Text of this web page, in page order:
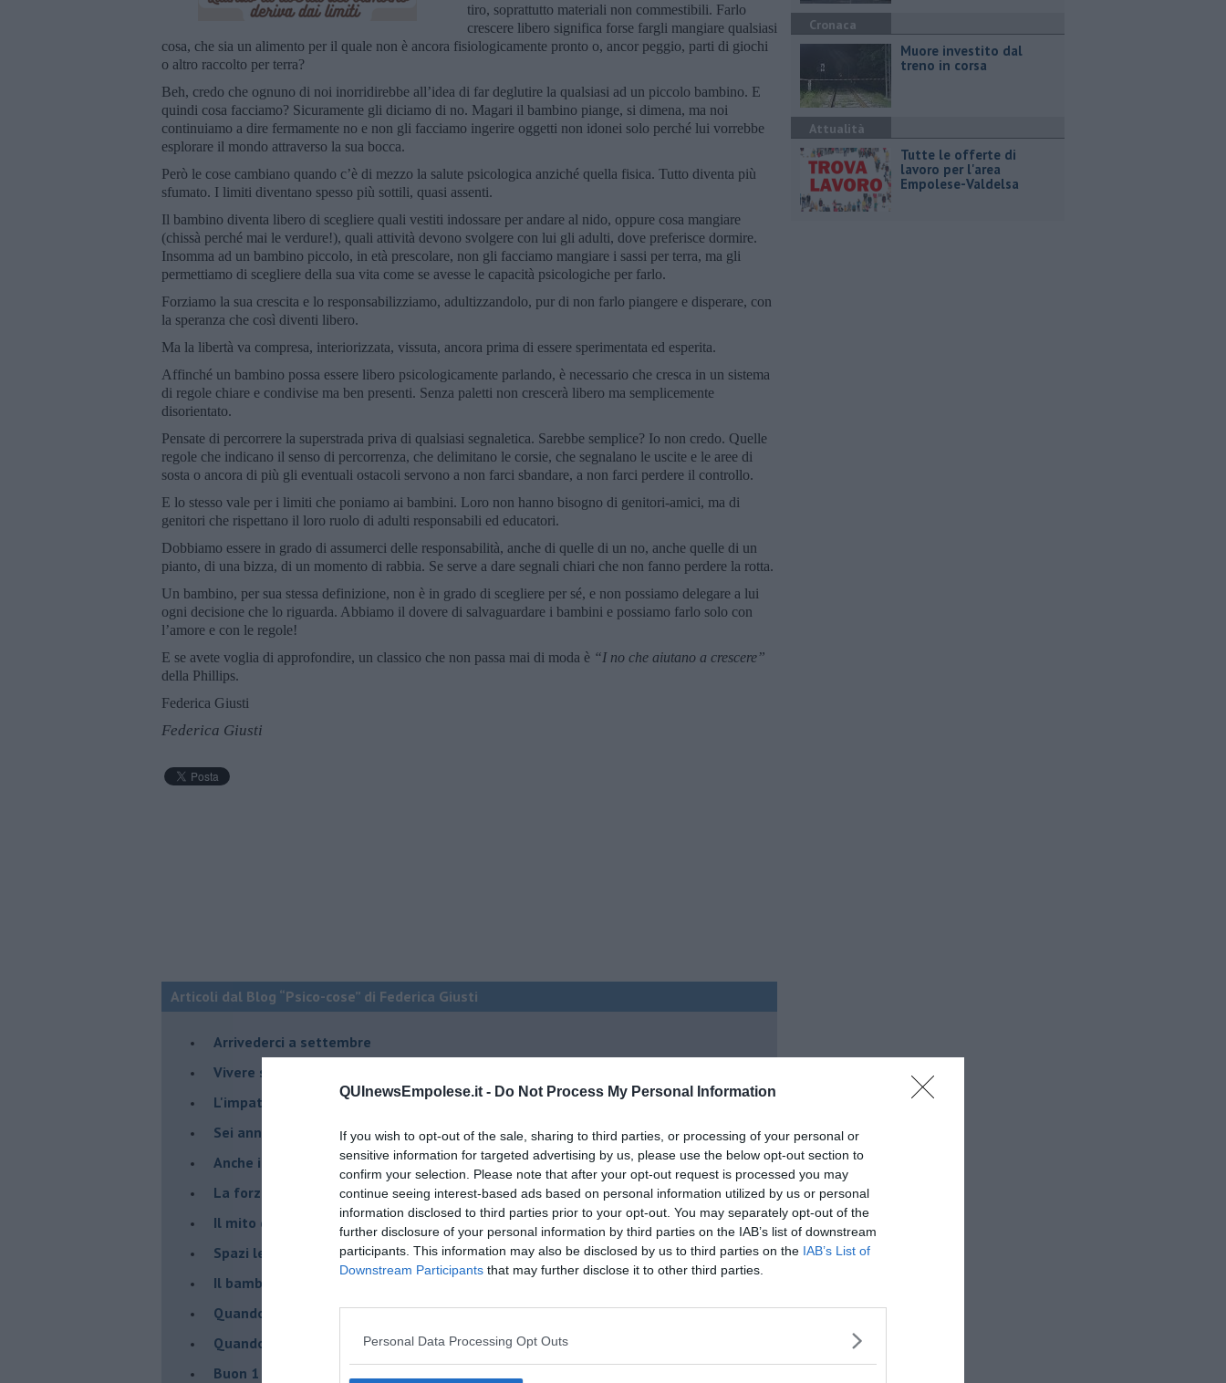
QUInewsEmpolese.it - Do Not Process My Personal Information
If you wish to opt-out of the sale, sharing to third parties, or processing of your personal or
sensitive information for targeted advertising by us, please use the below opt-out section to
confirm your selection. Please note that after your opt-out request is processed you may
continue seeing interest-based ads based on personal information utilized by us or personal
information disclosed to third parties prior to your opt-out. You may separately opt-out of the
further disclosure of your personal information by third parties on the IAB’s list of downstream
participants. This information may also be disclosed by us to third parties on the IAB’s List of
Downstream Participants that may further disclose it to other third parties.
Personal Data Processing Opt Outs
tiro, soprattutto materiali non commestibili. Farlo
crescere libero significa forse fargli mangiare qualsiasi
cosa, che sia un alimento per il quale non è ancora fisiologicamente pronto o, ancor peggio, parti di giochi
o altro raccolto per terra?
Beh, credo che ognuno di noi inorridirebbe all’idea di far deglutire la qualsiasi ad un piccolo bambino. E
quindi cosa facciamo? Sicuramente gli diciamo di no. Magari il bambino piange, si dimena, ma noi
continuiamo a dire fermamente no e non gli facciamo ingerire oggetti non idonei solo perché lui vorrebbe
esplorare il mondo attraverso la sua bocca.
Però le cose cambiano quando c’è di mezzo la salute psicologica anziché quella fisica. Tutto diventa più
sfumato. I limiti diventano spesso più sottili, quasi assenti.
Il bambino diventa libero di scegliere quali vestiti indossare per andare al nido, oppure cosa mangiare
(chissà perché mai le verdure!), quali attività devono svolgere con lui gli adulti, dove preferisce dormire.
Insomma ad un bambino piccolo, in età prescolare, non gli facciamo mangiare i sassi per terra, ma gli
permettiamo di scegliere della sua vita come se avesse le capacità psicologiche per farlo.
Forziamo la sua crescita e lo responsabilizziamo, adultizzandolo, pur di non farlo piangere e disperare, con
la speranza che così diventi libero.
Ma la libertà va compresa, interiorizzata, vissuta, ancora prima di essere sperimentata ed esperita.
Affinché un bambino possa essere libero psicologicamente parlando, è necessario che cresca in un sistema
di regole chiare e condivise ma ben presenti. Senza paletti non crescerà libero ma semplicemente
disorientato.
Pensate di percorrere la superstrada priva di qualsiasi segnaletica. Sarebbe semplice? Io non credo. Quelle
regole che indicano il senso di percorrenza, che delimitano le corsie, che segnalano le uscite e le aree di
sosta o ancora di più gli eventuali ostacoli servono a non farci sbandare, a non farci perdere il controllo.
E lo stesso vale per i limiti che poniamo ai bambini. Loro non hanno bisogno di genitori-amici, ma di
genitori che rispettano il loro ruolo di adulti responsabili ed educatori.
Dobbiamo essere in grado di assumerci delle responsabilità, anche di quelle di un no, anche quelle di un
pianto, di una bizza, di un momento di rabbia. Se serve a dare segnali chiari che non fanno perdere la rotta.
Un bambino, per sua stessa definizione, non è in grado di scegliere per sé, e non possiamo delegare a lui
ogni decisione che lo riguarda. Abbiamo il dovere di salvaguardare i bambini e possiamo farlo solo con
l’amore e con le regole!
E se avete voglia di approfondire, un classico che non passa mai di moda è “I no che aiutano a crescere”
della Phillips.
Federica Giusti
Federica Giusti
Articoli dal Blog “Psico-cose” di Federica Giusti
​Arrivederci a settembre
​Vivere secondo la regola del QB (quanto basta)
​L'impatto delle alte temperature sull’umore
Sei anni di Psico-Cose
​Anche il terapeuta “sente”
​La forza silenziosa dell'impegno
​Il mito della madre leonessa
Spazi leggeri per tempi complessi
Il bambino, il marshmallow e il tempo
​Quando cambia il nome di una sindrome
​Quando il terapeuta torna a casa
​Buon 1 Maggio!
Cronaca
Muore investito dal
treno in corsa
Attualità
​Tutte le offerte di
lavoro per l'area
Empolese-Valdelsa